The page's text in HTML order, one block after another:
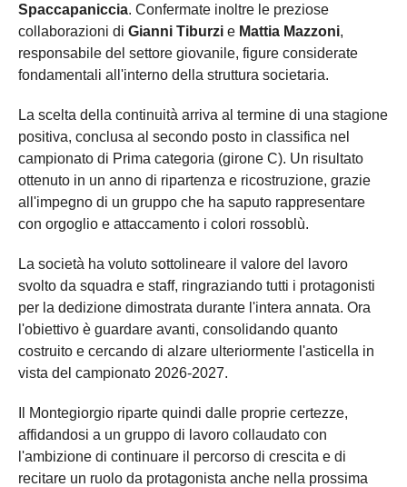
Spaccapaniccia. Confermate inoltre le preziose
collaborazioni di Gianni Tiburzi e Mattia Mazzoni,
responsabile del settore giovanile, figure considerate
fondamentali all'interno della struttura societaria.
La scelta della continuità arriva al termine di una stagione
positiva, conclusa al secondo posto in classifica nel
campionato di Prima categoria (girone C). Un risultato
ottenuto in un anno di ripartenza e ricostruzione, grazie
all'impegno di un gruppo che ha saputo rappresentare
con orgoglio e attaccamento i colori rossoblù.
La società ha voluto sottolineare il valore del lavoro
svolto da squadra e staff, ringraziando tutti i protagonisti
per la dedizione dimostrata durante l'intera annata. Ora
l'obiettivo è guardare avanti, consolidando quanto
costruito e cercando di alzare ulteriormente l'asticella in
vista del campionato 2026-2027.
Il Montegiorgio riparte quindi dalle proprie certezze,
affidandosi a un gruppo di lavoro collaudato con
l'ambizione di continuare il percorso di crescita e di
recitare un ruolo da protagonista anche nella prossima